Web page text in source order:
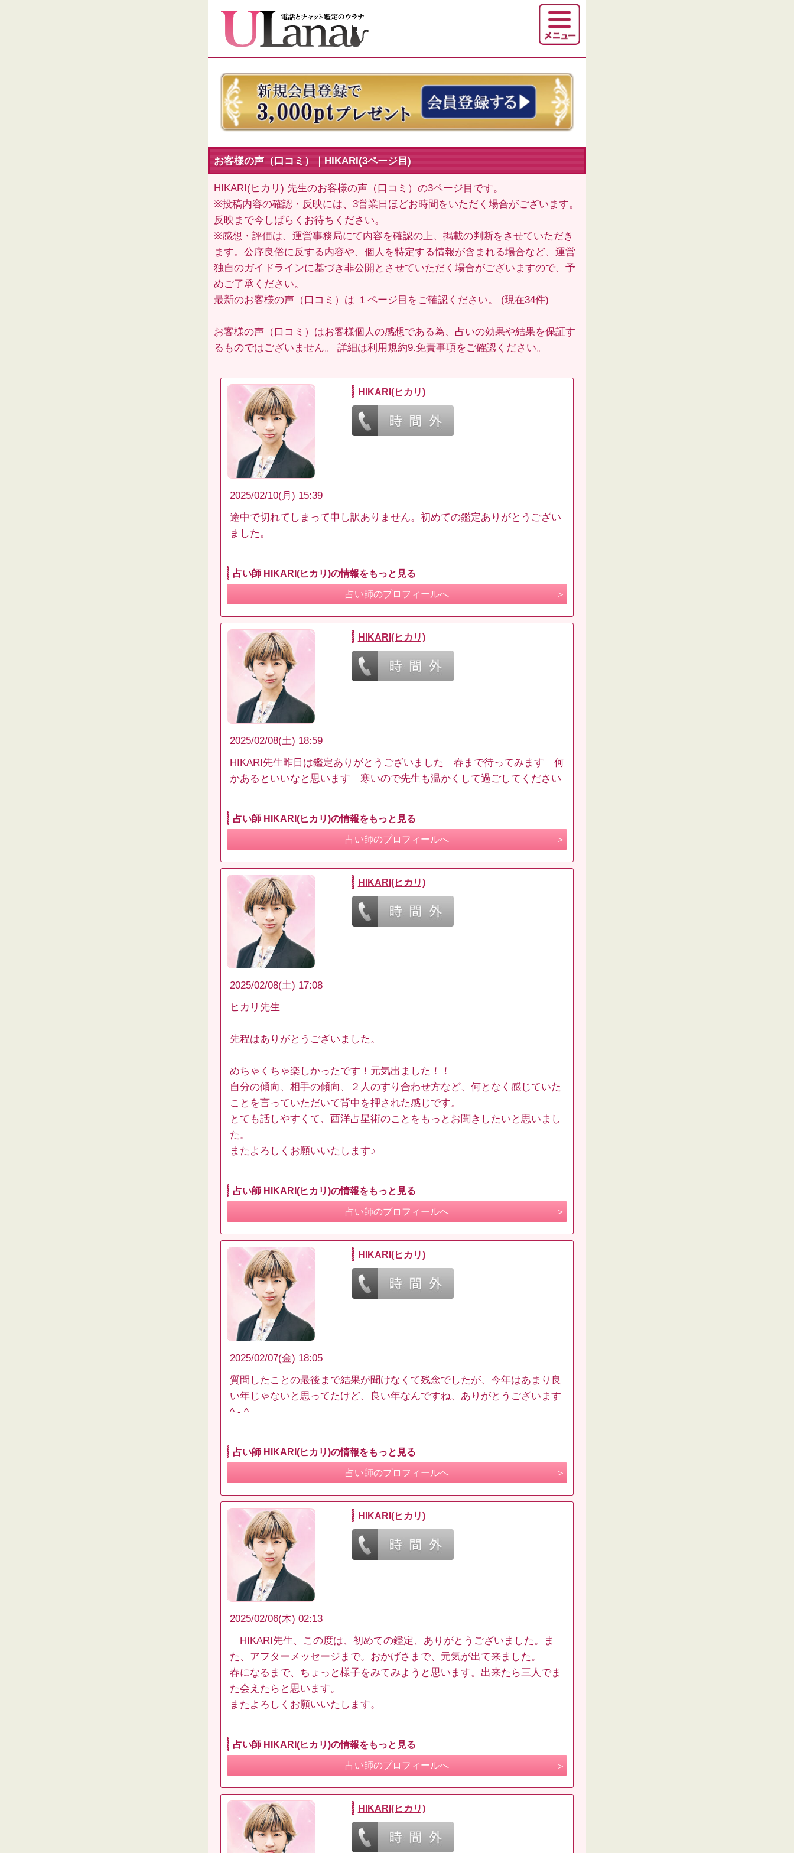
お客様の声（口コミ）｜HIKARI(3ページ目)
HIKARI(ヒカリ) 先生のお客様の声（口コミ）の3ページ目です。
※投稿内容の確認・反映には、3営業日ほどお時間をいただく場合がございます。
反映まで今しばらくお待ちください。
※感想・評価は、運営事務局にて内容を確認の上、掲載の判断をさせていただき
ます。公序良俗に反する内容や、個人を特定する情報が含まれる場合など、運営
独自のガイドラインに基づき非公開とさせていただく場合がございますので、予
めご了承ください。
最新のお客様の声（口コミ）は １ページ目 をご確認ください。 (現在34件)
お客様の声（口コミ）はお客様個人の感想である為、占いの効果や結果を保証す
るものではございません。 詳細は利用規約9.免責事項をご確認ください。
HIKARI(ヒカリ)
2025/02/10(月) 15:39
途中で切れてしまって申し訳ありません。初めての鑑定ありがとうござい
ました。
占い師 HIKARI(ヒカリ)の情報をもっと見る
占い師のプロフィールへ
HIKARI(ヒカリ)
2025/02/08(土) 18:59
HIKARI先生昨日は鑑定ありがとうございました 春まで待ってみます 何
かあるといいなと思います 寒いので先生も温かくして過ごしてください
占い師 HIKARI(ヒカリ)の情報をもっと見る
占い師のプロフィールへ
HIKARI(ヒカリ)
2025/02/08(土) 17:08
ヒカリ先生
先程はありがとうございました。
めちゃくちゃ楽しかったです！元気出ました！！
自分の傾向、相手の傾向、２人のすり合わせ方など、何となく感じていた
ことを言っていただいて背中を押された感じです。
とても話しやすくて、西洋占星術のことをもっとお聞きしたいと思いまし
た。
またよろしくお願いいたします♪
占い師 HIKARI(ヒカリ)の情報をもっと見る
占い師のプロフィールへ
HIKARI(ヒカリ)
2025/02/07(金) 18:05
質問したことの最後まで結果が聞けなくて残念でしたが、今年はあまり良
い年じゃないと思ってたけど、良い年なんですね、ありがとうございます
^ - ^
占い師 HIKARI(ヒカリ)の情報をもっと見る
占い師のプロフィールへ
HIKARI(ヒカリ)
2025/02/06(木) 02:13
HIKARI先生、この度は、初めての鑑定、ありがとうございました。ま
た、アフターメッセージまで。おかげさまで、元気が出て来ました。
春になるまで、ちょっと様子をみてみようと思います。出来たら三人でま
た会えたらと思います。
またよろしくお願いいたします。
占い師 HIKARI(ヒカリ)の情報をもっと見る
占い師のプロフィールへ
HIKARI(ヒカリ)